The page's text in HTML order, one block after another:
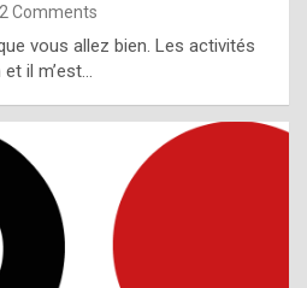
e
c
i
l
2 Comments
vous allez bien. Les activités
il m’est…